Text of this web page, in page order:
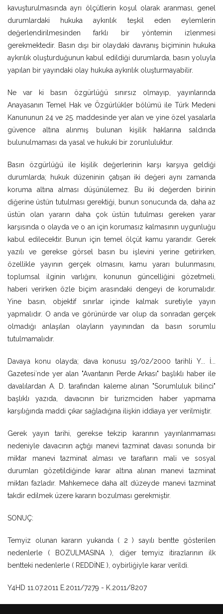
kavuşturulmasında ayrı ölçütlerin koşul olarak aranması, genel
durumlardaki hukuka aykırılık teşkil eden eylemlerin
değerlendirilmesinden farklı bir yöntemin izlenmesi
gerekmektedir. Basın dışı bir olaydaki davranış biçiminin hukuka
aykırılık oluşturduğunun kabul edildiği durumlarda, basın yoluyla
yapılan bir yayındaki olay hukuka aykırılık oluşturmayabilir.
Ne var ki basın özgürlüğü sınırsız olmayıp, yayınlarında
Anayasanın Temel Hak ve Özgürlükler bölümü ile Türk Medeni
Kanununun 24 ve 25. maddesinde yer alan ve yine özel yasalarla
güvence altına alınmış bulunan kişilik haklarına saldırıda
bulunulmaması da yasal ve hukuki bir zorunluluktur.
Basın özgürlüğü ile kişilik değerlerinin karşı karşıya geldiği
durumlarda; hukuk düzeninin çatışan iki değeri aynı zamanda
koruma altına alması düşünülemez. Bu iki değerden birinin
diğerine üstün tutulması gerektiği, bunun sonucunda da, daha az
üstün olan yararın daha çok üstün tutulması gereken yarar
karşısında o olayda ve o an için korumasız kalmasının uygunluğu
kabul edilecektir. Bunun için temel ölçüt kamu yararıdır. Gerek
yazılı ve gerekse görsel basın bu işlevini yerine getirirken,
özellikle yayının gerçek olmasını, kamu yararı bulunmasını,
toplumsal ilginin varlığını, konunun güncelliğini gözetmeli,
haberi verirken özle biçim arasındaki dengeyi de korumalıdır.
Yine basın, objektif sınırlar içinde kalmak suretiyle yayın
yapmalıdır. O anda ve görünürde var olup da sonradan gerçek
olmadığı anlaşılan olayların yayınından da basın sorumlu
tutulmamalıdır.
Davaya konu olayda; dava konusu 19/02/2000 tarihli Y... İ...
Gazetesi`nde yer alan "Avantanın Perde Arkası" başlıklı haber ile
davalılardan A. D. tarafından kaleme alınan "Sorumluluk bilinci"
başlıklı yazıda, davacının bir turizmciden haber yapmama
karşılığında maddi çıkar sağladığına ilişkin iddiaya yer verilmiştir.
Gerek yayın tarihi, gerekse tekzip kararının yayınlanmaması
nedeniyle davacının açtığı manevi tazminat davası sonunda bir
miktar manevi tazminat alması ve tarafların mali ve sosyal
durumları gözetildiğinde karar altına alınan manevi tazminat
miktarı fazladır. Mahkemece daha alt düzeyde manevi tazminat
takdir edilmek üzere kararın bozulması gerekmiştir.
SONUÇ:
Temyiz olunan kararın yukarıda ( 2 ) sayılı bentte gösterilen
nedenlerle ( BOZULMASINA ), diğer temyiz itirazlarının ilk
bentteki nedenlerle ( REDDİNE ), oybirliğiyle karar verildi.
Y4HD 11.07.2011 E.2011/7279 - K.2011/8207